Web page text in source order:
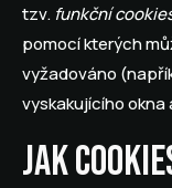
tzv. funkční
pomocí kterých
vyžadováno
vyskakujícího okna
Jak